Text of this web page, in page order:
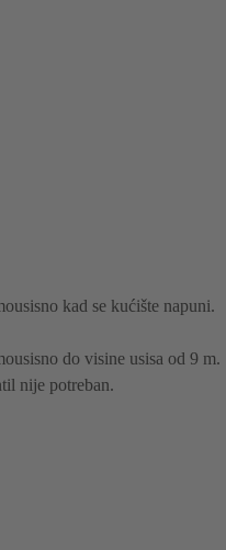
kad se kućište napuni.
do visine usisa od 9 m.
nije potreban.